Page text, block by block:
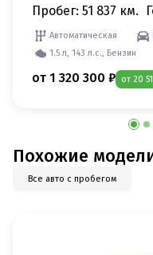
Пробег: 51 837 км.
Автоматическая
1.5 л, 143 л.с., Бензин
от 1 320 300 ₽ от 20
Похожие
Все авто с пробегом